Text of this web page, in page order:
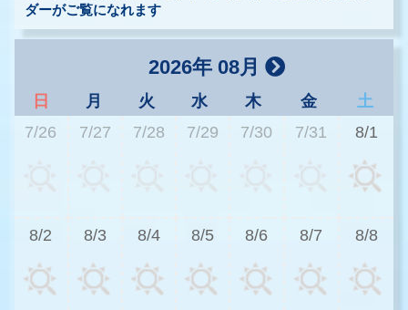
ダーがご覧になれます
2026年 08月
日 月 火 水 木 金
土
7/26
7/27 7/28 7/29 7/30 7/31 8/1
8/2 8/3 8/4 8/5 8/6 8/7 8/8